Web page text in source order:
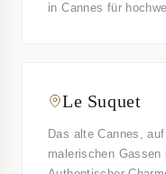
in Cannes für
Le Suquet
Das alte Cannes,
malerischen